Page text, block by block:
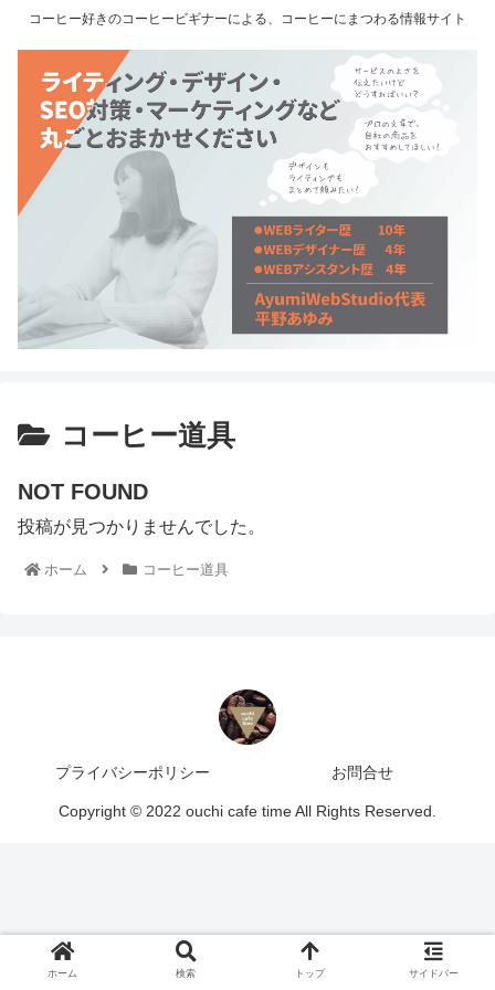
コーヒー好きのコーヒービギナーによる、コーヒーにまつわる情報サイト
コーヒー道具
NOT FOUND
投稿が見つかりませんでした。
ホーム コーヒー道具
プライバシーポリシー お問合せ
Copyright © 2022 ouchi cafe time All Rights Reserved.
ホーム 検索 トップ サイドバー